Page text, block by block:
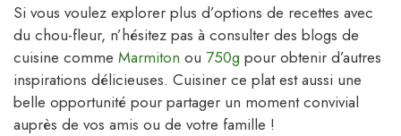
Si vous voulez explorer plus d’options de recettes avec
du chou-fleur, n’hésitez pas à consulter des blogs de
cuisine comme Marmiton ou 750g pour obtenir d’autres
inspirations délicieuses. Cuisiner ce plat est aussi une
belle opportunité pour partager un moment convivial
auprès de vos amis ou de votre famille !